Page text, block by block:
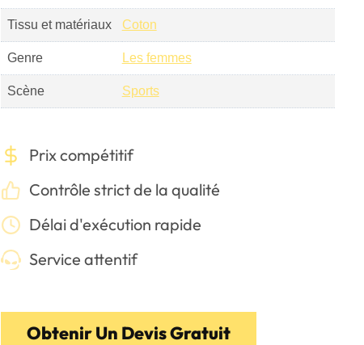
Tissu et matériaux Coton
Genre Les femmes
Scène Sports
Prix compétitif
Contrôle strict de la qualité
Délai d'exécution rapide
Service attentif
Obtenir Un Devis Gratuit